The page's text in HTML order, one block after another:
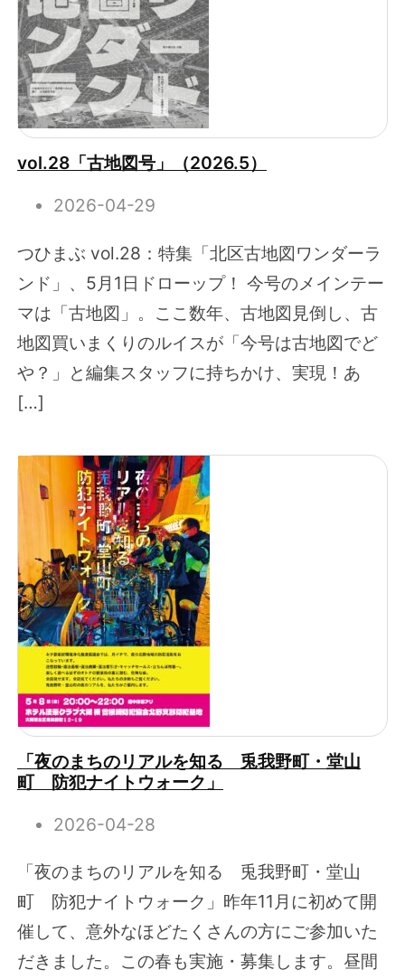
vol.28「古地図号」（2026.5）
2026-04-29
つひまぶ vol.28：特集「北区古地図ワンダーラ
ンド」、5月1日ドローップ！ 今号のメインテー
マは「古地図」。ここ数年、古地図見倒し、古
地図買いまくりのルイスが「今号は古地図でど
や？」と編集スタッフに持ちかけ、実現！あ
[…]
「夜のまちのリアルを知る 兎我野町・堂山
町 防犯ナイトウォーク」
2026-04-28
「夜のまちのリアルを知る 兎我野町・堂山
町 防犯ナイトウォーク」昨年11月に初めて開
催して、意外なほどたくさんの方にご参加いた
だきました。この春も実施・募集します。昼間